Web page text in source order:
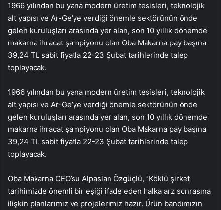
1966 yılından bu yana modern üretim tesisleri, teknolojik
alt yapısı ve Ar-Ge’ye verdiği önemle sektörünün önde
gelen kuruluşları arasında yer alan, son 10 yıllık dönemde
makarna ihracat şampiyonu olan Oba Makarna pay başına
39,24 TL sabit fiyatla 22-23 Şubat tarihlerinde talep
toplayacak.
1966 yılından bu yana modern üretim tesisleri, teknolojik
alt yapısı ve Ar-Ge’ye verdiği önemle sektörünün önde
gelen kuruluşları arasında yer alan, son 10 yıllık dönemde
makarna ihracat şampiyonu olan Oba Makarna pay başına
39,24 TL sabit fiyatla 22-23 Şubat tarihlerinde talep
toplayacak.
Oba Makarna CEO’su Alpaslan Özgüçlü, “Köklü şirket
tarihimizde önemli bir eşiği ifade eden halka arz sonrasına
ilişkin planlarımız ve projelerimiz hazır. Ürün bandımızın